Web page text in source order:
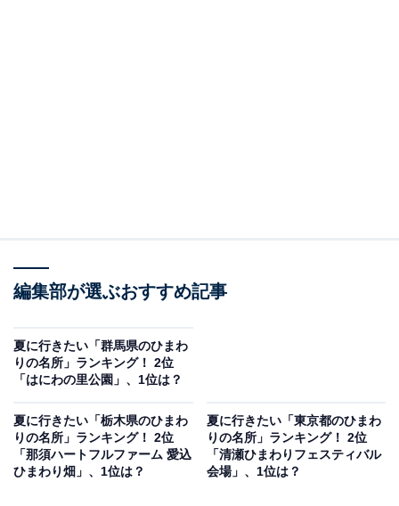
回答者からは「大きな公園の中にひまわりがたくさん咲
「サイクリングコースもあり、ゆっくり過ごせそうだか
ら」（40代女性／埼玉県）、「広大な敷地に整然と整備
わりを楽しむとともに、武蔵丘陵に美しい自然を楽しむ
ことができるから」（50代男性／埼玉県）などの声が上
がりました。
編集部が選ぶおすすめ記事
夏に行きたい「群馬県のひまわ
りの名所」ランキング！ 2位
「はにわの里公園」、1位は？
夏に行きたい「栃木県のひまわ
りの名所」ランキング！ 2位
「那須ハートフルファーム 愛込
ひまわり畑」、1位は？
夏に行きたい「東京都のひまわ
りの名所」ランキング！ 2位
「清瀬ひまわりフェスティバル
会場」、1位は？